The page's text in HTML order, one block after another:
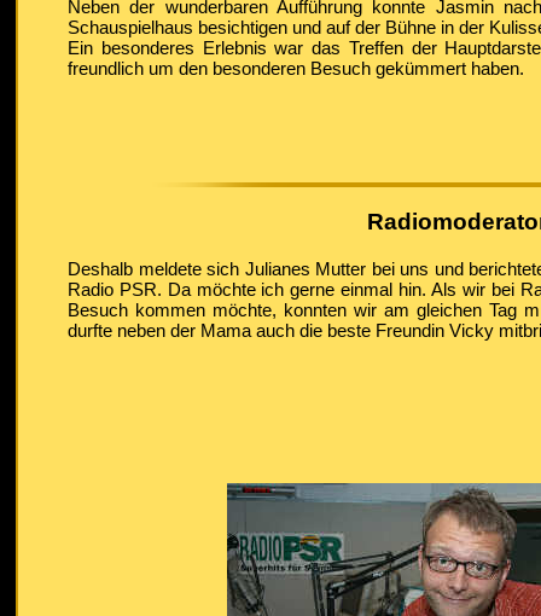
Neben der wunderbaren Aufführung konnte Jasmin
Schauspielhaus besichtigen und auf der Bühne in der
Ein besonderes Erlebnis war das Treffen der
freundlich um den besonderen Besuch gekümmert haben.
Deshalb meldete sich Julianes Mutter bei uns und
Radio PSR. Da möchte ich gerne einmal hin. Als wir bei
Besuch kommen möchte, konnten wir am gleichen Tag
durfte neben der Mama auch die beste Freundin Vicky